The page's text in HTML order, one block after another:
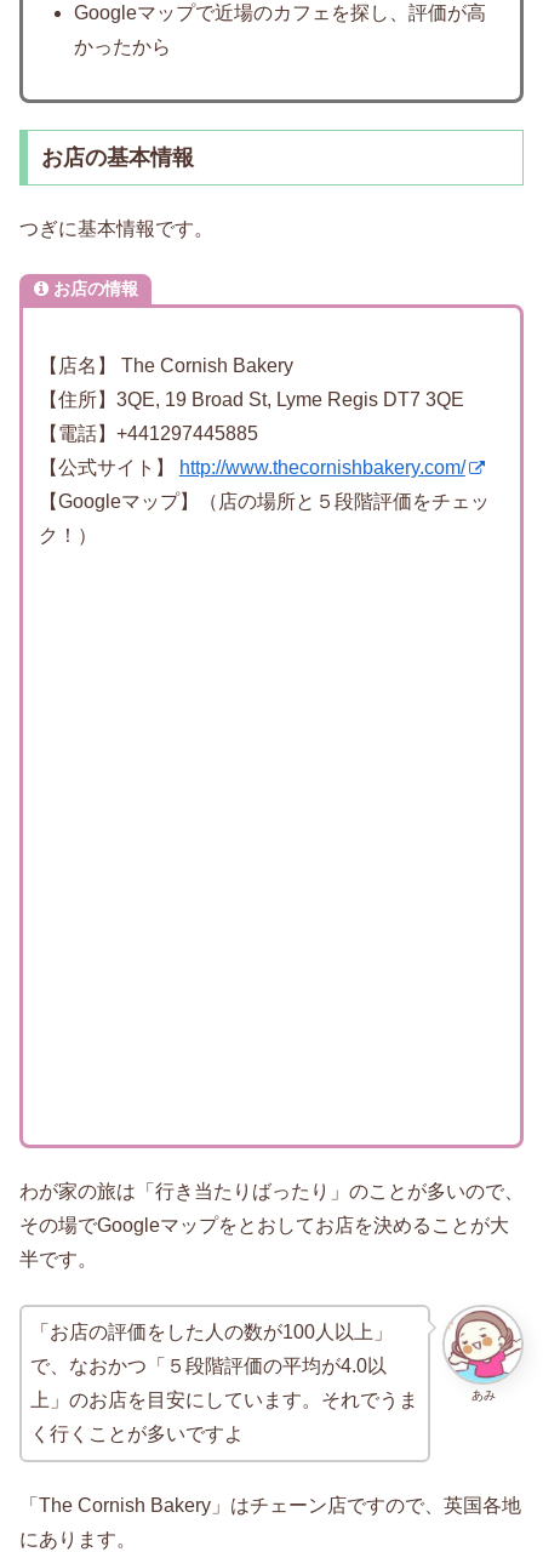
Googleマップで近場のカフェを探し、評価が高
かったから
お店の基本情報
つぎに基本情報です。
お店の情報
【店名】 The Cornish Bakery
【住所】3QE, 19 Broad St, Lyme Regis DT7 3QE
【電話】+441297445885
【公式サイト】
http://www.thecornishbakery.com/
【Googleマップ】（店の場所と５段階評価をチェッ
ク！）
わが家の旅は「行き当たりばったり」のことが多いので、
その場でGoogleマップをとおしてお店を決めることが大
半です。
あみ
「お店の評価をした人の数が100人以上」
で、なおかつ「５段階評価の平均が4.0以
上」のお店を目安にしています。それでうま
く行くことが多いですよ
「The Cornish Bakery」はチェーン店ですので、英国各地
にあります。